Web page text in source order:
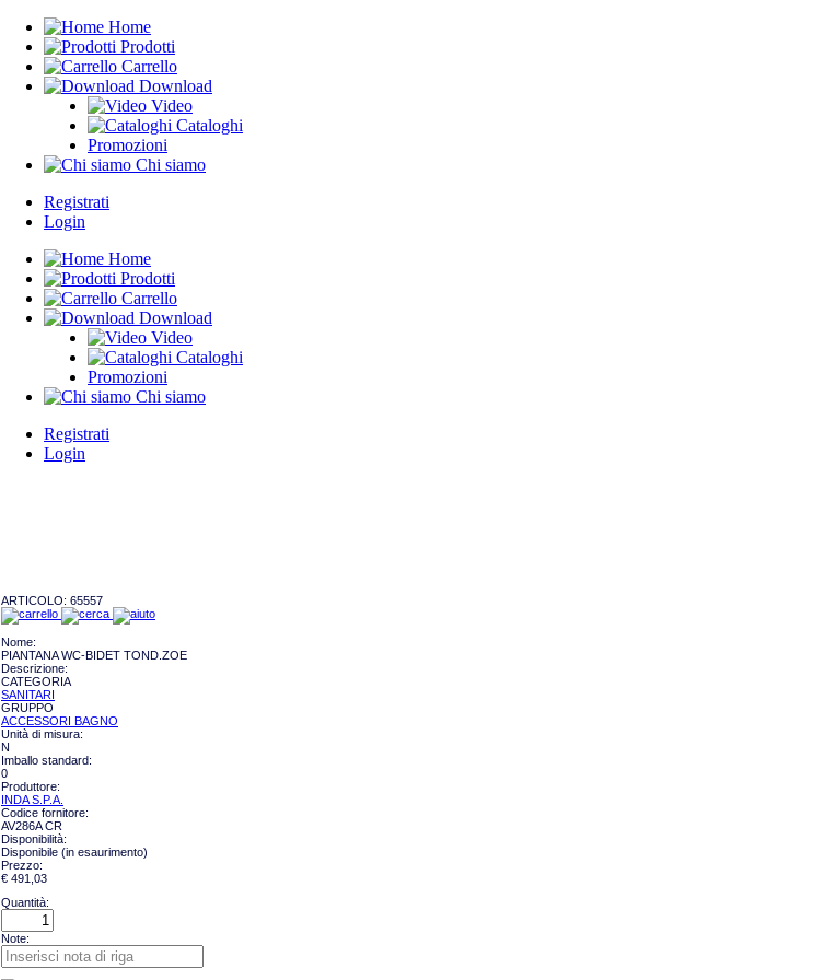
Home
Prodotti
Carrello
Download
Video
Cataloghi
Promozioni
Chi siamo
Registrati
Login
Home
Prodotti
Carrello
Download
Video
Cataloghi
Promozioni
Chi siamo
Registrati
Login
ARTICOLO: 65557
Nome:
PIANTANA WC-BIDET TOND.ZOE
Descrizione:
CATEGORIA
SANITARI
GRUPPO
ACCESSORI BAGNO
Unità di misura:
N
Imballo standard:
0
Produttore:
INDA S.P.A.
Codice fornitore:
AV286A CR
Disponibilità:
Disponibile (in esaurimento)
Prezzo:
€ 491,03
Quantità:
Note: